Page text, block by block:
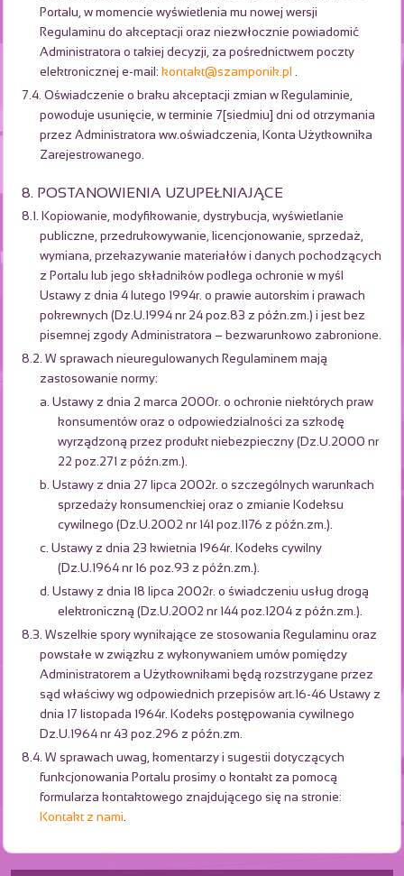
Portalu, w momencie wyświetlenia mu nowej wersji
Regulaminu do akceptacji oraz niezwłocznie powiadomić
Administratora o takiej decyzji, za pośrednictwem poczty
elektronicznej e-mail: kontakt@szamponik.pl .
7.4. Oświadczenie o braku akceptacji zmian w Regulaminie,
powoduje usunięcie, w terminie 7[siedmiu] dni od otrzymania
przez Administratora ww.oświadczenia, Konta Użytkownika
Zarejestrowanego.
8. POSTANOWIENIA UZUPEŁNIAJĄCE
8.1. Kopiowanie, modyfikowanie, dystrybucja, wyświetlanie
publiczne, przedrukowywanie, licencjonowanie, sprzedaż,
wymiana, przekazywanie materiałów i danych pochodzących
z Portalu lub jego składników podlega ochronie w myśl
Ustawy z dnia 4 lutego 1994r. o prawie autorskim i prawach
pokrewnych (Dz.U.1994 nr 24 poz.83 z późn.zm.) i jest bez
pisemnej zgody Administratora – bezwarunkowo zabronione.
8.2. W sprawach nieuregulowanych Regulaminem mają
zastosowanie normy:
a. Ustawy z dnia 2 marca 2000r. o ochronie niektórych praw
konsumentów oraz o odpowiedzialności za szkodę
wyrządzoną przez produkt niebezpieczny (Dz.U.2000 nr
22 poz.271 z późn.zm.).
b. Ustawy z dnia 27 lipca 2002r. o szczególnych warunkach
sprzedaży konsumenckiej oraz o zmianie Kodeksu
cywilnego (Dz.U.2002 nr 141 poz.1176 z późn.zm.).
c. Ustawy z dnia 23 kwietnia 1964r. Kodeks cywilny
(Dz.U.1964 nr 16 poz.93 z późn.zm.).
d. Ustawy z dnia 18 lipca 2002r. o świadczeniu usług drogą
elektroniczną (Dz.U.2002 nr 144 poz.1204 z późn.zm.).
8.3. Wszelkie spory wynikające ze stosowania Regulaminu oraz
powstałe w związku z wykonywaniem umów pomiędzy
Administratorem a Użytkownikami będą rozstrzygane przez
sąd właściwy wg odpowiednich przepisów art.16-46 Ustawy z
dnia 17 listopada 1964r. Kodeks postępowania cywilnego
Dz.U.1964 nr 43 poz.296 z późn.zm.
8.4. W sprawach uwag, komentarzy i sugestii dotyczących
funkcjonowania Portalu prosimy o kontakt za pomocą
formularza kontaktowego znajdującego się na stronie:
Kontakt z nami.